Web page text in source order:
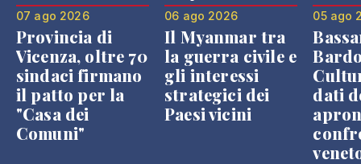
07 ago 2026
Provincia di
Vicenza, oltre 70
sindaci firmano
il patto per la
"Casa dei
Comuni"
06 ago 2026
Il Myanmar tra
la guerra civile e
gli interessi
strategici dei
Paesi vicini
05 ago
dati